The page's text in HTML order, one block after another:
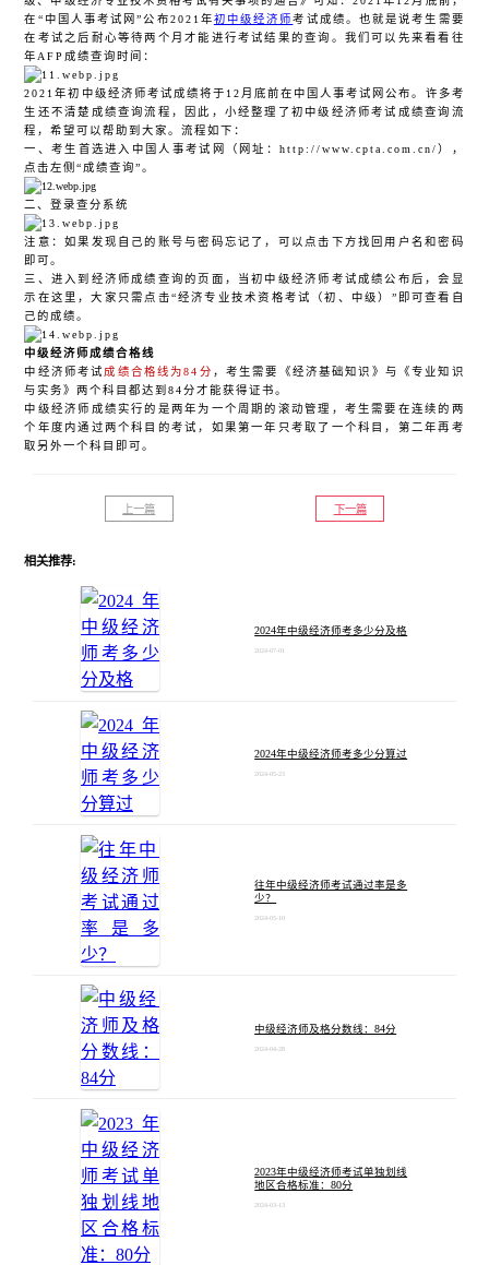
在“中国人事考试网”公布2021年初中级经济师考试成绩。也就是说考生需要
在考试之后耐心等待两个月才能进行考试结果的查询。我们可以先来看看往
年AFP成绩查询时间：
2021年初中级经济师考试成绩将于12月底前在中国人事考试网公布。许多考
生还不清楚成绩查询流程，因此，小经整理了初中级经济师考试成绩查询流
程，希望可以帮助到大家。流程如下：
一、考生首选进入中国人事考试网（网址：http://www.cpta.com.cn/），
点击左侧“成绩查询”。
二、登录查分系统
注意：如果发现自己的账号与密码忘记了，可以点击下方找回用户名和密码
即可。
三、进入到经济师成绩查询的页面，当初中级经济师考试成绩公布后，会显
示在这里，大家只需点击“经济专业技术资格考试（初、中级）”即可查看自
己的成绩。
中级经济师成绩合格线
中经济师考试 成绩合格线为84分 ，考生需要《经济基础知识》与《专业知识
与实务》两个科目都达到84分才能获得证书。
中级经济师成绩实行的是两年为一个周期的滚动管理，考生需要在连续的两
个年度内通过两个科目的考试，如果第一年只考取了一个科目，第二年再考
取另外一个科目即可。
上一篇 下一篇
相关推荐:
2024年中级经济师考多少分及格
2024-07-01
2024年中级经济师考多少分算过
2024-05-23
往年中级经济师考试通过率是多
少？
2024-05-10
中级经济师及格分数线：84分
2024-04-28
2023年中级经济师考试单独划线
地区合格标准：80分
2024-03-13